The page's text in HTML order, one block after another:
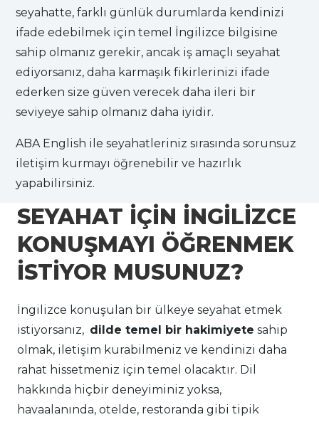
seyahatte, farklı günlük durumlarda kendinizi
ifade edebilmek için temel İngilizce bilgisine
sahip olmanız gerekir, ancak iş amaçlı seyahat
ediyorsanız, daha karmaşık fikirlerinizi ifade
ederken size güven verecek daha ileri bir
seviyeye sahip olmanız daha iyidir.
ABA English ile seyahatleriniz sırasında sorunsuz
iletişim kurmayı öğrenebilir ve hazırlık
yapabilirsiniz.
SEYAHAT İÇİN İNGİLİZCE
KONUŞMAYI ÖĞRENMEK
İSTİYOR MUSUNUZ?
İngilizce konuşulan bir ülkeye seyahat etmek
istiyorsanız, dilde temel bir hakimiyete sahip
olmak, iletişim kurabilmeniz ve kendinizi daha
rahat hissetmeniz için temel olacaktır. Dil
hakkında hiçbir deneyiminiz yoksa,
havaalanında, otelde, restoranda gibi tipik